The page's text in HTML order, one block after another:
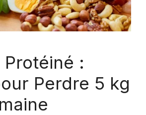
Protéiné :
Perdre 5 kg